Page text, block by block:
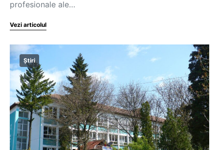
profesionale ale…
Vezi articolul
Știri